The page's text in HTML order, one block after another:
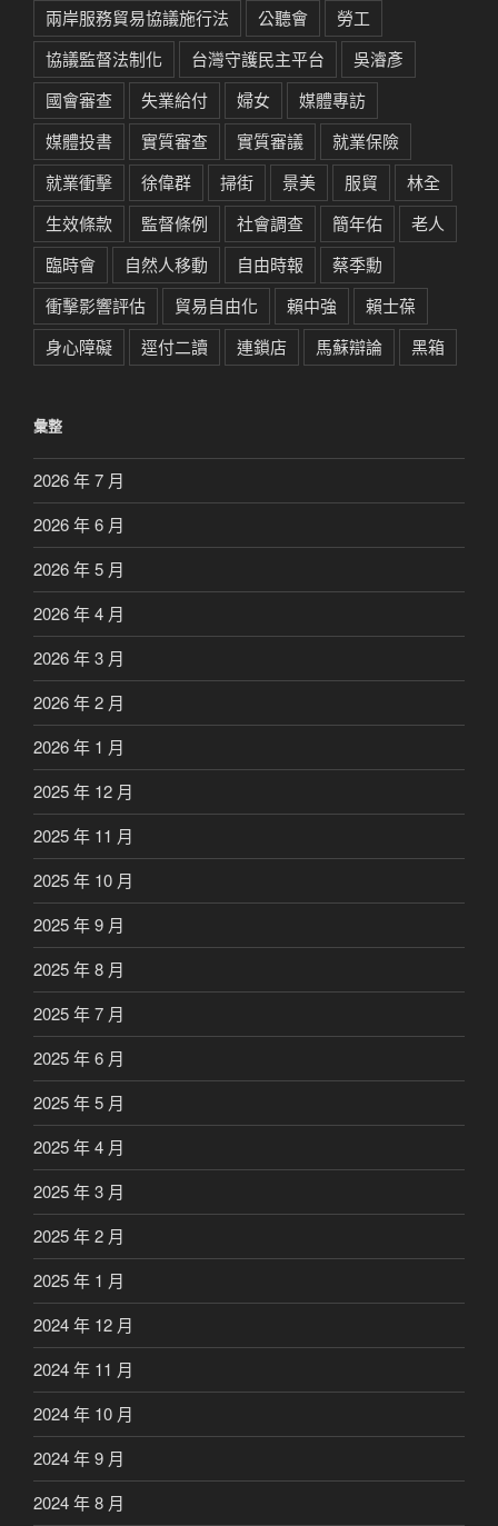
兩岸服務貿易協議施行法
公聽會
勞工
協議監督法制化
台灣守護民主平台
吳濬彥
國會審查
失業給付 婦女
媒體專訪
媒體投書
實質審查 實質審議
就業保險
就業衝擊
徐偉群 掃街 景美 服貿
林全
生效條款
監督條例 社會調查 簡年佑
老人
臨時會
自然人移動 自由時報
蔡季勳
衝擊影響評估
貿易自由化 賴中強
賴士葆
身心障礙
逕付二讀 連鎖店 馬蘇辯論 黑箱
彙整
2026 年 7 月
2026 年 6 月
2026 年 5 月
2026 年 4 月
2026 年 3 月
2026 年 2 月
2026 年 1 月
2025 年 12 月
2025 年 11 月
2025 年 10 月
2025 年 9 月
2025 年 8 月
2025 年 7 月
2025 年 6 月
2025 年 5 月
2025 年 4 月
2025 年 3 月
2025 年 2 月
2025 年 1 月
2024 年 12 月
2024 年 11 月
2024 年 10 月
2024 年 9 月
2024 年 8 月